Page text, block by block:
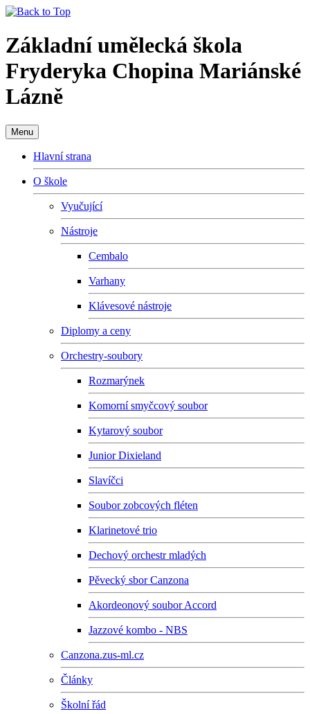
Základní umělecká škola
Fryderyka Chopina Mariánské
Lázně
Menu
Hlavní strana
O škole
Vyučující
Nástroje
Cembalo
Varhany
Klávesové nástroje
Diplomy a ceny
Orchestry-soubory
Rozmarýnek
Komorní smyčcový soubor
Kytarový soubor
Junior Dixieland
Slavíčci
Soubor zobcových fléten
Klarinetové trio
Dechový orchestr mladých
Pěvecký sbor Canzona
Akordeonový soubor Accord
Jazzové kombo - NBS
Canzona.zus-ml.cz
Články
Školní řád